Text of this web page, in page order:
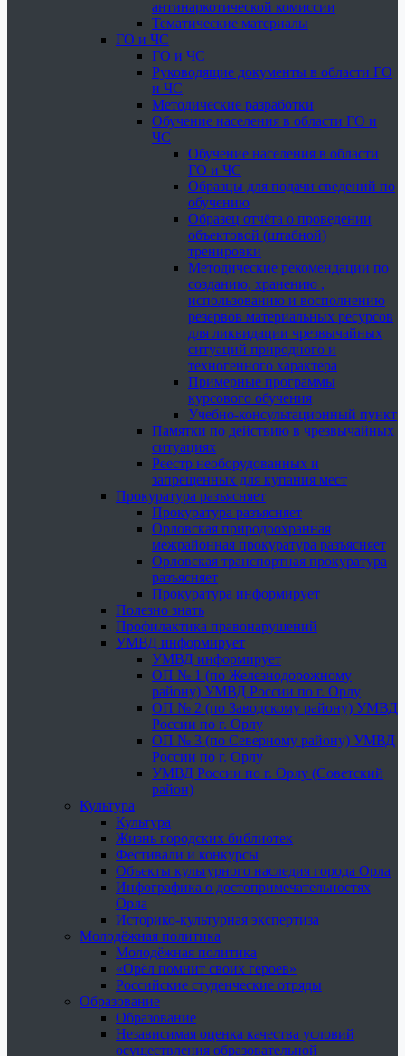
антинаркотической комиссии
Тематические материалы
ГО и ЧС
ГО и ЧС
Руководящие документы в области ГО
и ЧС
Методические разработки
Обучение населения в области ГО и
ЧС
Обучение населения в области
ГО и ЧС
Образцы для подачи сведений по
обучению
Образец отчёта о проведении
объектовой (штабной)
тренировки
Методические рекомендации по
созданию, хранению ,
использованию и восполнению
резервов материальных ресурсов
для ликвидации чрезвычайных
ситуаций природного и
техногенного характера
Примерные программы
курсового обучения
Учебно-консультационный пункт
Памятки по действию в чрезвычайных
ситуациях
Реестр необорудованных и
запрещенных для купания мест
Прокуратура разъясняет
Прокуратура разъясняет
Орловская природоохранная
межрайонная прокуратура разъясняет
Орловская транспортная прокуратура
разъясняет
Прокуратура информирует
Полезно знать
Профилактика правонарушений
УМВД информирует
УМВД информирует
ОП № 1 (по Железнодорожному
району) УМВД России по г. Орлу
ОП № 2 (по Заводскому району) УМВД
России по г. Орлу
ОП № 3 (по Северному району) УМВД
России по г. Орлу
УМВД России по г. Орлу (Советский
район)
Культура
Культура
Жизнь городских библиотек
Фестивали и конкурсы
Объекты культурного наследия города Орла
Инфографика о достопримечательностях
Орла
Историко-культурная экспертиза
Молодёжная политика
Молодёжная политика
«Орёл помнит своих героев»
Российские студенческие отряды
Образование
Образование
Независимая оценка качества условий
осуществления образовательной